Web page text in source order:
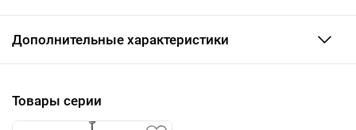
Дополнительные характеристики
Товары серии